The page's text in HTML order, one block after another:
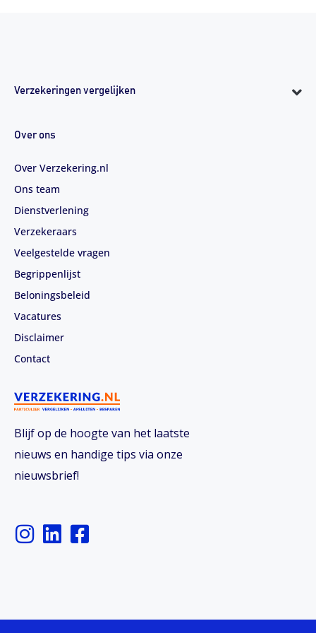
Blijf op de hoogte van het laatste
nieuws en handige tips via onze
nieuwsbrief!
I
n
L
i
F
a
Verzekeringen vergelijken
Over ons
Over Verzekering.nl
Ons team
Dienstverlening
Verzekeraars
Veelgestelde vragen
Begrippenlijst
Beloningsbeleid
Vacatures
Disclaimer
Contact